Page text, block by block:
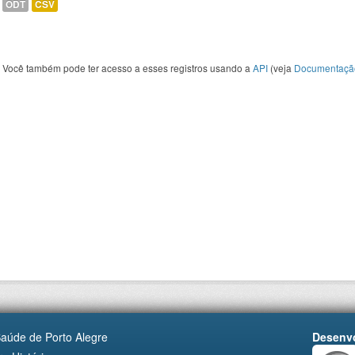
ODT CSV
Você também pode ter acesso a esses registros usando a API (veja
de Porto Alegre